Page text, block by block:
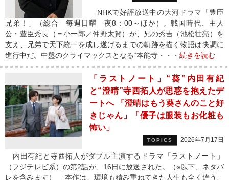
NHKで好評放送中の大河ドラマ「豊臣
兄弟！」（総合 毎週日曜 夜8：00～ほか）。戦国時代、主人
公・豊臣秀長（＝小一郎／仲野太賀）が、兄の秀吉（池松壮亮）を
支え、兄弟で天下統一を成し遂げるまでの軌跡を描く物語は快調に
進行中だ。中盤のクライマックスとなる“本能寺・・・ 続きを読む
「ラストノート」“葵”内田有紀
と“澄晴”寺西拓人が思惑を抱えたデ
ートへ 「澄晴はもう葵さんのこと好
きじゃん」「優子は服装もお化粧も
怖い」
TOPICS 2026年7月17日
内田有紀と寺西拓人がダブル主演するドラマ「ラストノート」
（フジテレビ系）の第2話が、16日に放送された。（※以下、ネタバ
レを含みます） 本作は、環境も積み重ねてきた人生も全く違う、